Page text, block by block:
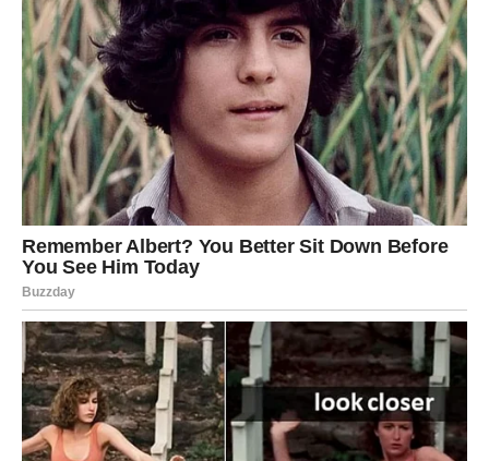
Perite ih rjeđe
Za razliku od mnoge druge odjeće,denim ne zahtijeva često
pranje. Zapravo, prečesto pranje može ubrzati trošenje
vlakana.
Umjesto toga možete:
očistiti manje mrlje lokalno
prozračiti farmerke nakon nošenja
prati ih tek nakon nekoliko nošenja
Kada ih ipak perete, preporučuje se: